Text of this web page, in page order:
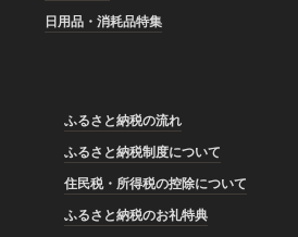
日用品・消耗品特集
ふるさと納税の流れ
ふるさと納税制度について
住民税・所得税の控除について
ふるさと納税のお礼特典